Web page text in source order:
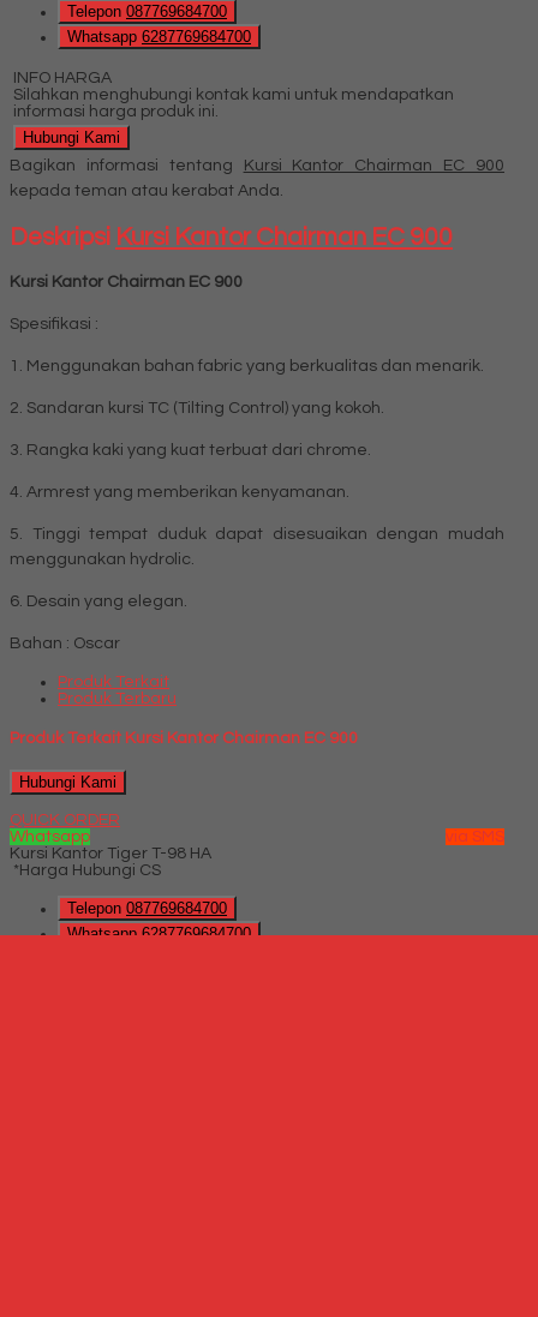
Telepon 087769684700
Whatsapp 6287769684700
INFO HARGA
Silahkan menghubungi kontak kami untuk mendapatkan
informasi harga produk ini.
Hubungi Kami
Bagikan informasi tentang
Kursi Kantor Chairman EC 900
kepada teman atau kerabat Anda.
Deskripsi Kursi Kantor Chairman EC 900
Kursi Kantor Chairman EC 900
Spesifikasi :
1. Menggunakan bahan fabric yang berkualitas dan menarik.
2. Sandaran kursi TC (Tilting Control) yang kokoh.
3. Rangka kaki yang kuat terbuat dari chrome.
4. Armrest yang memberikan kenyamanan.
5. Tinggi tempat duduk dapat disesuaikan dengan mudah
menggunakan hydrolic.
6. Desain yang elegan.
Bahan : Oscar
Produk Terkait
Produk Terbaru
Produk Terkait Kursi Kantor Chairman EC 900
Hubungi Kami
QUICK ORDER
Whatsapp
via SMS
Kursi Kantor Tiger T-98 HA
*Harga Hubungi CS
Telepon 087769684700
Whatsapp 6287769684700